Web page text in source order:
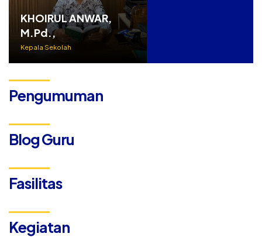
KHOIRUL ANWAR,
M.Pd.,
Kepala Sekolah
Pengumuman
Blog Guru
Fasilitas
Kegiatan